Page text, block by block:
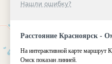
Нашли ошибку?
Расстояние Красноярск -
На интерактивной карте маршрут
Омск показан линией.